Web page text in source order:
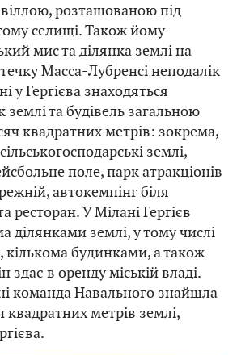
віллою, розташованою під
селищі. Також йому
мис та ділянка землі на
Масса-Лубренсі неподалік
у Гергієва знаходяться
землі та будівель загальною
квадратних метрів: зокрема,
землі,
поле, парк атракціонів
автокемпінг біля
ресторан. У Мілані Гергієв
ділянками землі, у тому числі
будинками, а також
здає в оренду міській владі.
команда Навального знайшла
квадратних метрів землі,